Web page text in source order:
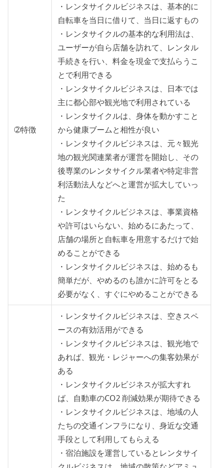
➁特徴
・レンタサイクルビジネスは、基本的に
自転車を当日に借りて、当日に返すもの
・レンタサイクルの基本的な利用法は、
ユーザーが自ら店舗を訪れて、レンタル
手続きを行い、料金を現金で支払らうこ
とで利用できる
・レンタサイクルビジネスは、日本では
主に都心部や観光地で利用されている
・レンタサイクルは、身体を動かすこと
から健康ブームと相性が良い
・レンタサイクルビジネスは、元々観光
地の観光関連業者が運営を開始し、その
後専業のレンタサイクル業者や特定非営
利活動法人などへと運営が拡大していっ
た
・レンタサイクルビジネスは、事業資格
や許可はいらない、始めるにあたって、
店舗の場所と自転車を用意するだけで始
めることができる
・レンタサイクルビジネスは、始めるも
簡単だが、やめるのも誰かに許可をとる
必要がなく、すぐにやめることができる
・レンタサイクルビジネスは、空きスペ
ースの有効活用ができる
・レンタサイクルビジネスは、観光地で
あれば、観光・レジャーへの集客効果が
ある
・レンタサイクルビジネスが拡大すれ
ば、自動車のCO2 削減効果が期待できる
・レンタサイクルビジネスは、地域の人
たちの交通インフラになり、身近な交通
手段として利用してもらえる
・宿泊施設を運営しているとレンタサイ